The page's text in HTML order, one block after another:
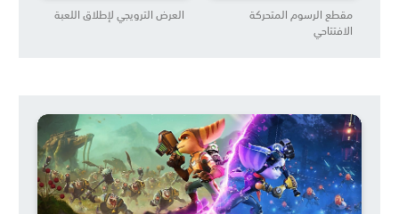
العرض الترويجي لإطلاق اللعبة
مقطع الرسوم المتحركة
الافتتاحي